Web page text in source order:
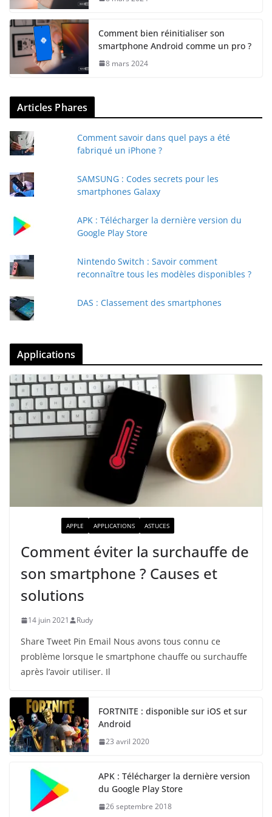
Comment bien réinitialiser son
smartphone Android comme un pro ?
8 mars 2024
Articles Phares
Comment savoir dans quel pays a été
fabriqué un iPhone ?
SAMSUNG : Codes secrets pour les
smartphones Galaxy
APK : Télécharger la dernière version du
Google Play Store
Nintendo Switch : Savoir comment
reconnaître tous les modèles disponibles ?
DAS : Classement des smartphones
Applications
APPLE APPLICATIONS ASTUCES
Comment éviter la surchauffe de
son smartphone ? Causes et
solutions
14 juin 2021 Rudy
Share Tweet Pin Email Nous avons tous connu ce
problème lorsque le smartphone chauffe ou surchauffe
après l’avoir utiliser. Il
FORTNITE : disponible sur iOS et sur
Android
23 avril 2020
APK : Télécharger la dernière version
du Google Play Store
26 septembre 2018